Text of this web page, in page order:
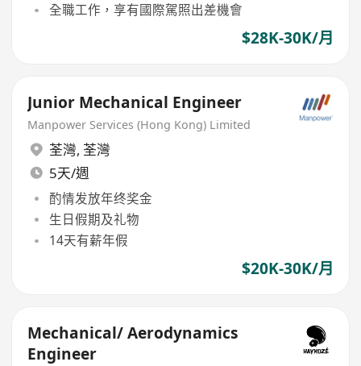
全職工作，享有國際駕照出差機會
$28K-30K/月
Junior Mechanical Engineer
Manpower Services (Hong Kong) Limited
荃灣, 荃灣
5天/週
酌情发放年终奖金
生日假期及礼物
14天有薪年假
$20K-30K/月
Mechanical/ Aerodynamics
Engineer